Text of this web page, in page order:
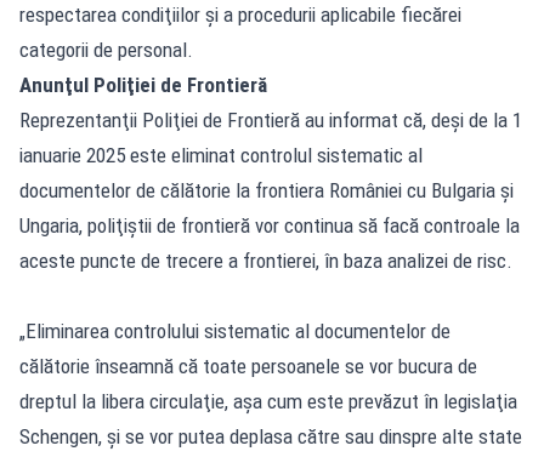
respectarea condiţiilor şi a procedurii aplicabile fiecărei
categorii de personal.
Anunţul Poliţiei de Frontieră
Reprezentanţii Poliţiei de Frontieră au informat că, deşi de la 1
ianuarie 2025 este eliminat controlul sistematic al
documentelor de călătorie la frontiera României cu Bulgaria şi
Ungaria, poliţiştii de frontieră vor continua să facă controale la
aceste puncte de trecere a frontierei, în baza analizei de risc.
„Eliminarea controlului sistematic al documentelor de
călătorie înseamnă că toate persoanele se vor bucura de
dreptul la libera circulaţie, aşa cum este prevăzut în legislaţia
Schengen, şi se vor putea deplasa către sau dinspre alte state